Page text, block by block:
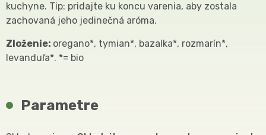
kuchyne. Tip: pridajte ku koncu varenia, aby zostala
zachovaná jeho jedinečná aróma.
Zloženie: oregano*, tymian*, bazalka*, rozmarín*,
levanduľa*. *= bio
Parametre